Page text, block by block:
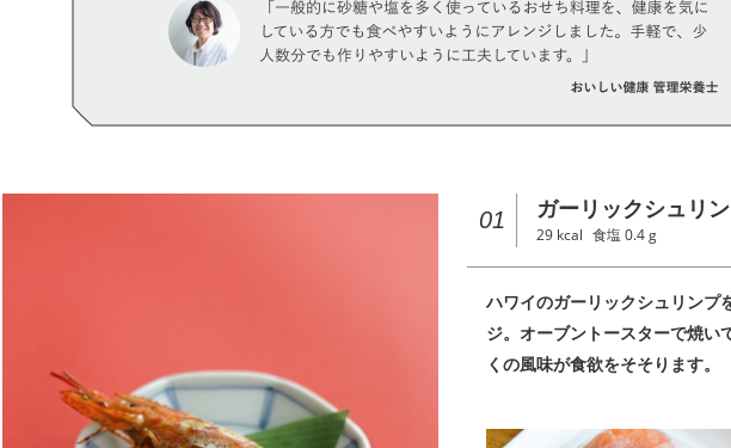
01 ガーリックシュリ
29 kcal 食塩 0.4g
ハワイのガーリックシュリンプ
ジ。オーブントースターで焼い
くの風味が食欲をそそります。